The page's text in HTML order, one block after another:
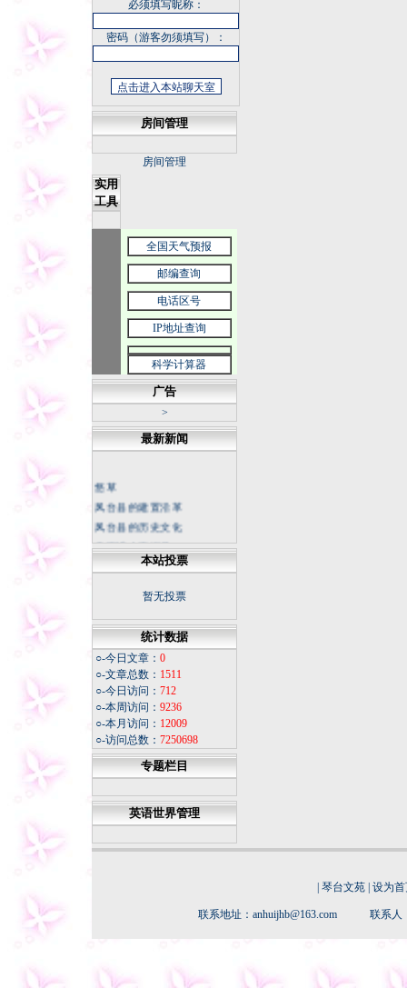
必须填写昵称：
密码（游客勿须填写）：
房间管理
房间管理
实用
工具
全国天气预报
邮编查询
电话区号
IP地址查询
科学计算器
广告
>
最新新闻
悠草
凤台县的建置沿革
凤台县的历史文化
天下谁人不识君
中国科幻底气来自大国重器
坚持正确的思想理念 传承中
华民族灵魂
冬日天寒，我从不怀疑春天
的花朵
今夜
同学老照片
福寿康宁
微信记录怎样才能成为证据
本站投票
暂无投票
统计数据
○-今日文章： 0
○-文章总数： 1511
○-今日访问： 712
○-本周访问： 9236
○-本月访问： 12009
○-访问总数： 7250698
专题栏目
英语世界管理
琴台文苑 设为
联系地址：anhuijhb@163.com 联系人